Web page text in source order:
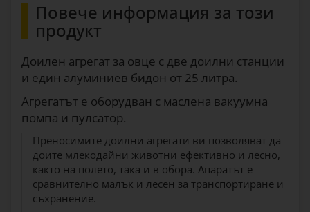
Повече информация за този
продукт
Доилен агрегат за овце с две доилни станции
и един алуминиев бидон от 25 литра.
Агрегатът е оборудван с маслена вакуумна
помпа и пулсатор.
Преносимите доилни агрегати ви позволяват да
доите млекодайни животни ефективно и лесно,
както на полето, така и в обора. Апаратът е
сравнително малък и лесен за транспортиране и
съхранение.